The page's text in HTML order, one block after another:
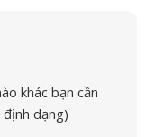
khác bạn cần
dạng)